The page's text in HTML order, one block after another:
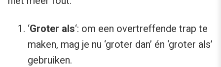
‘Groter als‘: om een overtreffende trap te
maken, mag je nu ‘groter dan’ én ‘groter als’
gebruiken.